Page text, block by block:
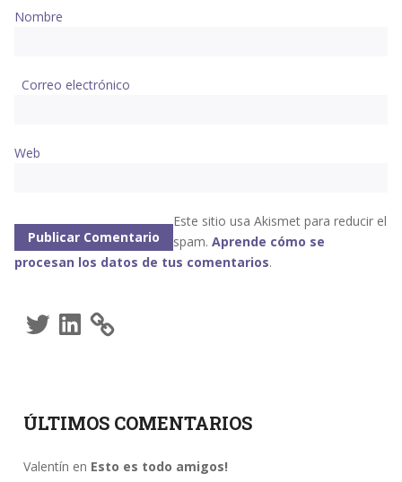
Nombre
Correo electrónico
Web
Este sitio usa Akismet para reducir el
spam. Aprende cómo se
procesan los datos de tus comentarios.
TwitterLinkedIn
ÚLTIMOS COMENTARIOS
Valentín en Esto es todo amigos!